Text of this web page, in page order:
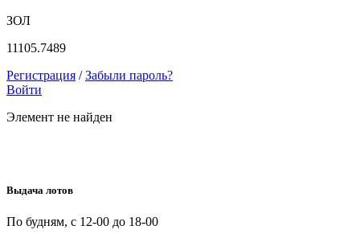
ЗОЛ
11105.7489
Регистрация / Забыли пароль?
Войти
Элемент не найден
Выдача лотов
По будням, с 12-00 до 18-00